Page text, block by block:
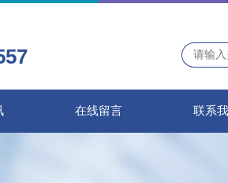
在线留言 联系